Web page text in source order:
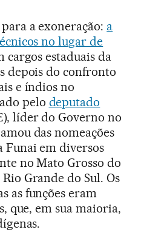
a exoneração: a
no lugar de
estaduais da
depois do confronto
e índios no
pelo deputado
líder do Governo no
das nomeações
Funai em diversos
no Mato Grosso do
Grande do Sul. Os
as funções eram
que, em sua maioria,